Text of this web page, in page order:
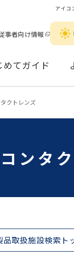
アイコ
事者向け情報
めてガイド
クトレンズ
ンタ
品取扱施設検索ト